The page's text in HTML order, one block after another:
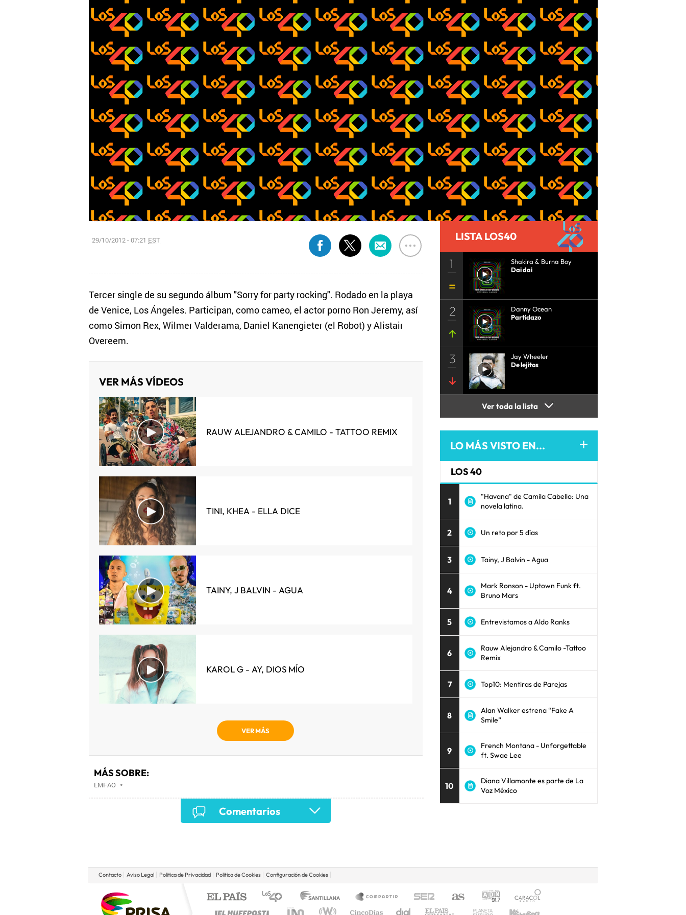
29/10/2012 - 07:21 EST
Tercer single de su segundo álbum "Sorry for party rocking". Rodado en la playa
de Venice, Los Ángeles. Participan, como cameo, el actor porno Ron Jeremy, así
como Simon Rex, Wilmer Valderama, Daniel Kanengieter (el Robot) y Alistair
Overeem.
VER MÁS VÍDEOS
RAUW ALEJANDRO & CAMILO - TATTOO REMIX
TINI, KHEA - ELLA DICE
TAINY, J BALVIN - AGUA
KAROL G - AY, DIOS MÍO
VER MÁS
MÁS SOBRE:
LMFAO •
Comentarios
LISTA LOS40
1
Shakira & Burna Boy
Dai dai
2
Danny Ocean
Partidazo
3
Jay Wheeler
De lejitos
Ver toda la lista
LO MÁS VISTO EN...
LOS 40
1
"Havana" de Camila Cabello: Una
novela latina.
2 Un reto por 5 días
3 Tainy, J Balvin - Agua
4
Mark Ronson - Uptown Funk ft.
Bruno Mars
5 Entrevistamos a Aldo Ranks
6
Rauw Alejandro & Camilo -Tattoo
Remix
7 Top10: Mentiras de Parejas
8
Alan Walker estrena “Fake A
Smile”
9
French Montana - Unforgettable
ft. Swae Lee
10
Diana Villamonte es parte de La
Voz México
Contacto Aviso Legal Politica de Privacidad Politica de Cookies Configuración de Cookies